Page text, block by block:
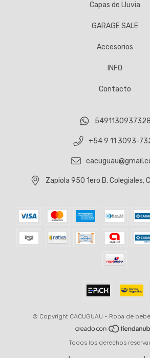
Capas de Lluvia
GARAGE SALE
Accesorios
INFO
Contacto
5491130937328
+54 9 11 3093-
Zapiola 950 1ero B, Colegiales,
© Copyright CACUGUAU - Ropa de
Todos los derechos